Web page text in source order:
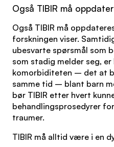
Også TIBIR må
Også TIBIR må
forskningen viser.
ubesvarte spørsmål som
som stadig melder seg,
komorbiditeten – det at
samme tid – blant barn
bør TIBIR etter hvert
behandlingsprosedyrer
traumer.
TIBIR må alltid være i en